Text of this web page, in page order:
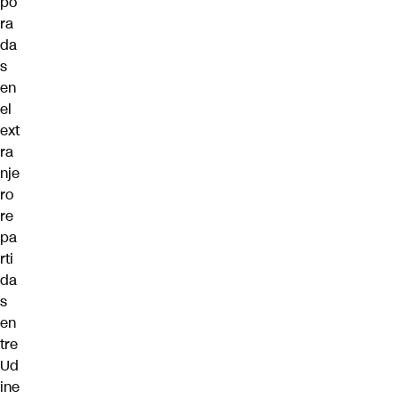
ra
da
s
en
el
ext
ra
nje
ro
re
pa
rti
da
s
en
tre
Ud
ine